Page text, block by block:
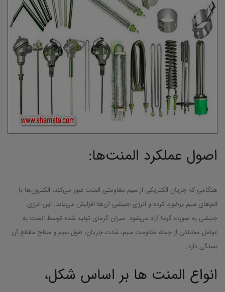
اصول عملکرد المنت‌ها:
هنگامی که جریان الکتریکی از سیم مقاومتی المنت عبور می‌کند، الکترون‌ها با
اتم‌های سیم برخورد کرده و انرژی جنبشی آن‌ها افزایش می‌یابد. این انرژی
جنبشی به صورت گرما آزاد می‌شود. میزان گرمای تولید شده توسط المنت به
عوامل مختلفی از جمله مقاومت سیم، شدت جریان، طول سیم و سطح مقطع آن
بستگی دارد.
انواع المنت ها بر اساس شکل،